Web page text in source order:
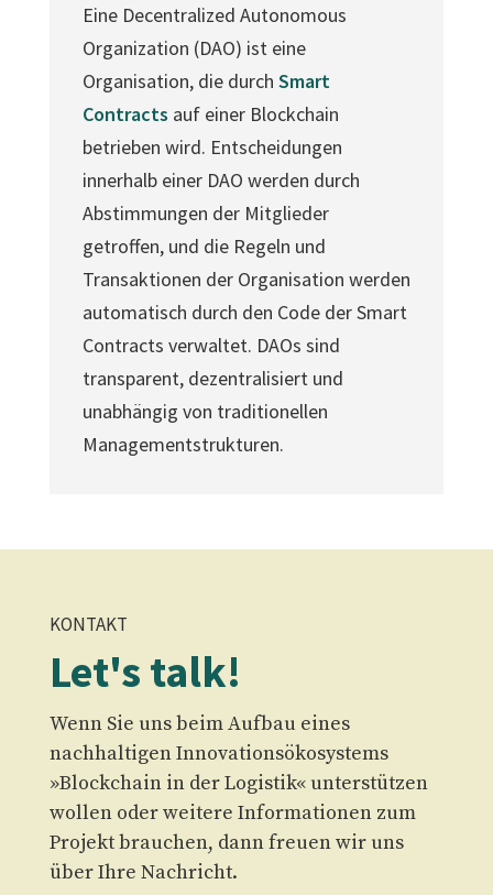
Eine Decentralized Autonomous
Organization (DAO) ist eine
Organisation, die durch Smart
Contracts auf einer Blockchain
betrieben wird. Entscheidungen
innerhalb einer DAO werden durch
Abstimmungen der Mitglieder
getroffen, und die Regeln und
Transaktionen der Organisation werden
automatisch durch den Code der Smart
Contracts verwaltet. DAOs sind
transparent, dezentralisiert und
unabhängig von traditionellen
Managementstrukturen.
KONTAKT
Let's talk!
Wenn Sie uns beim Aufbau eines
nachhaltigen Innovationsökosystems
»Blockchain in der Logistik« unterstützen
wollen oder weitere Informationen zum
Projekt brauchen, dann freuen wir uns
über Ihre Nachricht.